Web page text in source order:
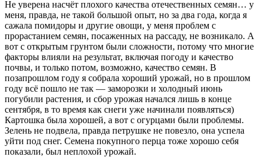
Не уверена насчёт плохого качества отечественных семян… у
меня, правда, не такой большой опыт, но за два года, когда я
сажала помидоры и другие овощи, у меня проблем с
прорастанием семян, посаженных на рассаду, не возникало. А
вот с открытым грунтом были сложности, потому что многие
факторы влияли на результат, включая погоду и качество
почвы, и только потом, возможно, качество семян. В
позапрошлом году я собрала хороший урожай, но в прошлом
году всё пошло не так — заморозки и холодный июнь
погубили растения, и сбор урожая начался лишь в конце
сентября, в то время как снеги уже начинали появляться)
Картошка была хорошей, а вот с огурцами были проблемы.
Зелень не подвела, правда петрушке не повезло, она успела
уйти под снег. Семена покупного перца тоже хорошо себя
показали, был неплохой урожай.